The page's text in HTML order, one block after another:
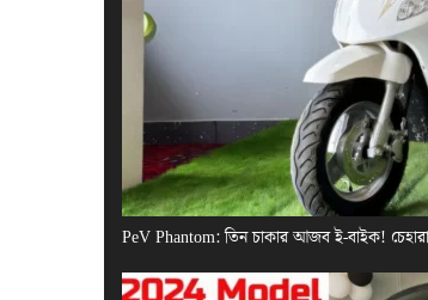
PeV Phantom: তিন চাকার আজব ই-বাইক!